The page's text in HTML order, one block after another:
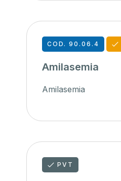
COD. 90.06.4
Amilasemia
Amilasemia
PVT